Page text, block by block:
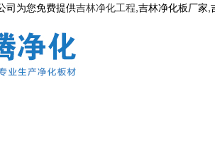
司为您免费提供吉林净化工程,吉林净化板厂家